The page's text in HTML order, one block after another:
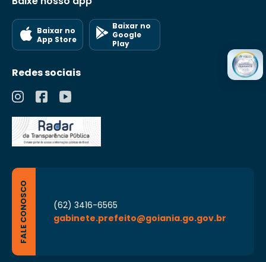
Baixar no
App Store
Baixar no
Google
Play
Redes sociais
FALE CONOSCO
(62) 3416-6565
gabinete.prefeito@goiania.go.gov.br